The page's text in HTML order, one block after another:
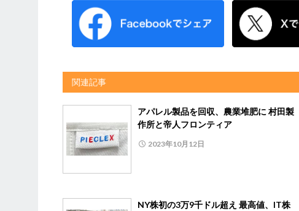
関連記事
アパレル製品を回収、農業堆肥に 村田製
作所と帝人フロンティア
2023年10月12日
NY株初の3万9千ドル超え 最高値、IT株